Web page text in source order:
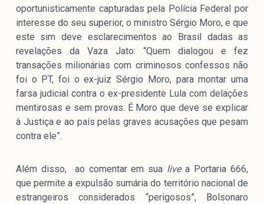
oportunisticamente capturadas pela Polícia Federal por
interesse do seu superior, o ministro Sérgio Moro, e que
este sim deve esclarecimentos ao Brasil dadas as
revelações da Vaza Jato: “Quem dialogou e fez
transações milionárias com criminosos confessos não
foi o PT, foi o ex-juiz Sérgio Moro, para montar uma
farsa judicial contra o ex-presidente Lula com delações
mentirosas e sem provas. É Moro que deve se explicar
à Justiça e ao país pelas graves acusações que pesam
contra ele”.
Além disso, ao comentar em sua livea Portaria 666,
que permite a expulsão sumária do território nacional de
estrangeiros considerados “perigosos”, Bolsonaro